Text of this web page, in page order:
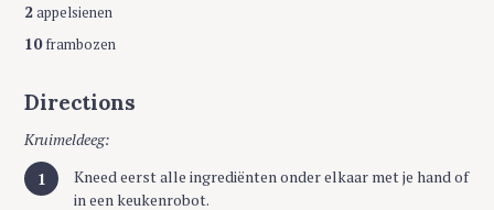
2appelsienen
10frambozen
Directions
Kruimeldeeg:
Kneed eerst alle ingrediënten onder elkaar met je hand of
in een keukenrobot.